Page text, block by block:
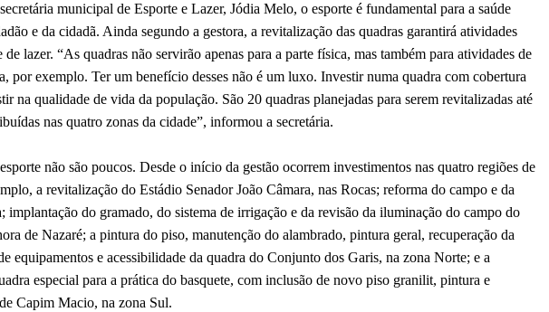
municipal de Esporte e Lazer, Jódia Melo, o esporte é fundamental para a saúde
e da cidadã. Ainda segundo a gestora, a revitalização das quadras garantirá atividades
lazer. “As quadras não servirão apenas para a parte física, mas também para atividades de
por exemplo. Ter um benefício desses não é um luxo. Investir numa quadra com cobertura
na qualidade de vida da população. São 20 quadras planejadas para serem revitalizadas até
nas quatro zonas da cidade”, informou a secretária.
não são poucos. Desde o início da gestão ocorrem investimentos nas quatro regiões de
a revitalização do Estádio Senador João Câmara, nas Rocas; reforma do campo e da
implantação do gramado, do sistema de irrigação e da revisão da iluminação do campo do
de Nazaré; a pintura do piso, manutenção do alambrado, pintura geral, recuperação da
equipamentos e acessibilidade da quadra do Conjunto dos Garis, na zona Norte; e a
especial para a prática do basquete, com inclusão de novo piso granilit, pintura e
Capim Macio, na zona Sul.